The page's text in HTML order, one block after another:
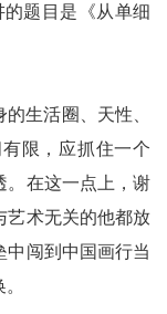
题目是《从单细
生活圈、天性、
限，应抓住一个
。在这一点上，谢
艺术无关的他都放
中闯到中国画行当